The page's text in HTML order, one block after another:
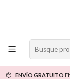
ENVÍO GRATUITO